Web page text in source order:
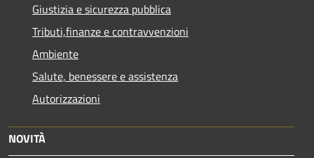
Giustizia e sicurezza pubblica
Tributi,finanze e contravvenzioni
Ambiente
Salute, benessere e assistenza
Autorizzazioni
NOVITÀ